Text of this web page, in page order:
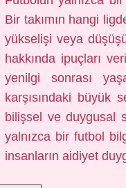
Bir takımın hangi
yükselişi veya
hakkında ipuçları
yenilgi sonrası
karşısındaki büyük
bilişsel ve duygusal
yalnızca bir futbol
insanların aidiyet